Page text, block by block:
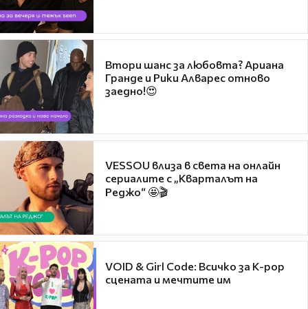
Втори шанс за любовта? Ариана
Гранде и Рики Алварес отново
заедно!😍
VESSOU влиза в света на онлайн
сериалите с „Кварталът на
Реджо“ 🤩🎬
VOID & Girl Code: Всичко за K-pop
сцената и мечтите им